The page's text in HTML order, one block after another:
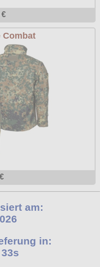
€
Combat
am:
in: